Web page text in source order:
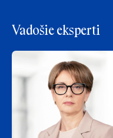
Vadošie eksperti